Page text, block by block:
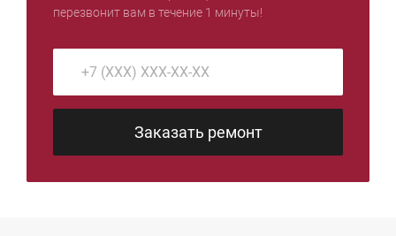
перезвонит вам в течение 1 минуты!
Заказать ремонт